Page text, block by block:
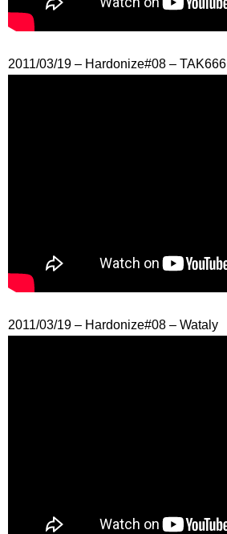
2011/03/19 – Hardonize#08 – TAK666
2011/03/19 – Hardonize#08 – Wataly